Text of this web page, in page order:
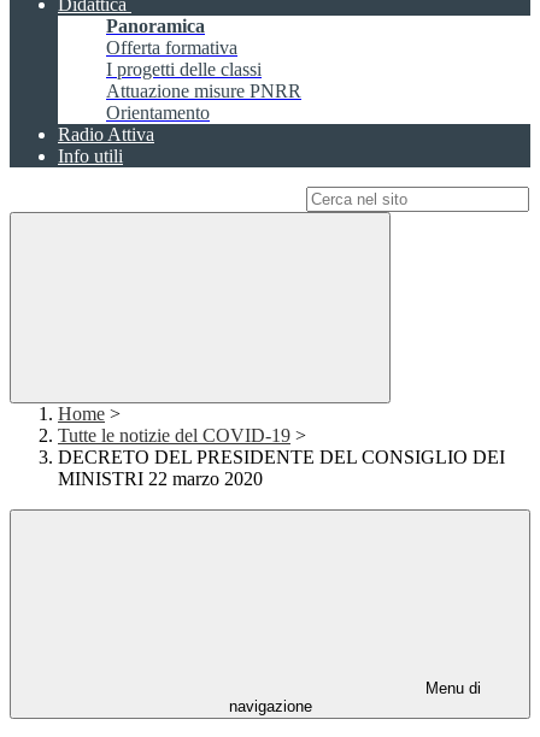
Didattica
Panoramica
Offerta formativa
I progetti delle classi
Attuazione misure PNRR
Orientamento
Radio Attiva
Info utili
Home >
Tutte le notizie del COVID-19 >
DECRETO DEL PRESIDENTE DEL CONSIGLIO DEI
MINISTRI 22 marzo 2020
Menu di
navigazione